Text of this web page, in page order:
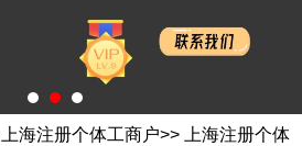
上海注册个体工商户>> 上海注册个体